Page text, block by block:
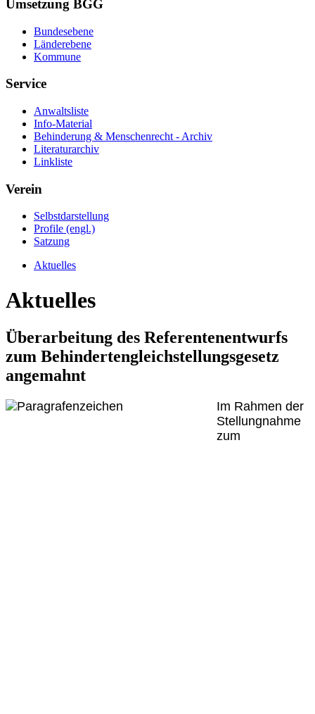
Umsetzung BGG
Bundesebene
Länderebene
Kommune
Service
Anwaltsliste
Info-Material
Behinderung & Menschenrecht - Archiv
Literaturarchiv
Linkliste
Verein
Selbstdarstellung
Profile (engl.)
Satzung
Aktuelles
Aktuelles
Überarbeitung des Referentenentwurfs
zum Behindertengleichstellungsgesetz
angemahnt
Im Rahmen der
Stellungnahme
zum